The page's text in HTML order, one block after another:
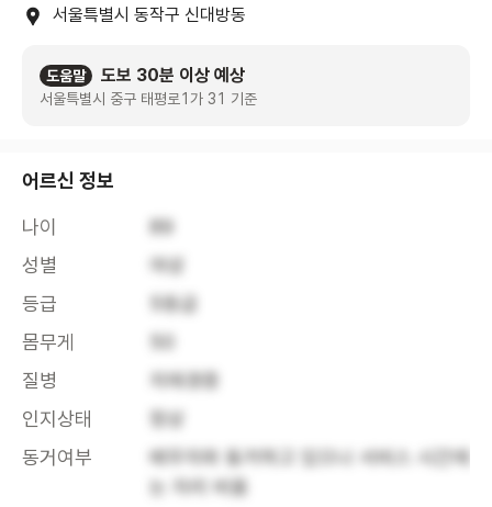
서울특별시 동작구 신대방동
도움말 도보 30분 이상 예상
서울특별시 중구 태평로1가 31 기준
어르신 정보
나이
89
성별
여성
등급
5등급
몸무게
50
질병
치매경증
인지상태
정상
동거여부
배우자와 동거하고 있으나 서비스 시간에
는 자리 비움